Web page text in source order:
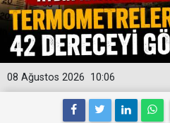
10:06
08 Ağustos 2026